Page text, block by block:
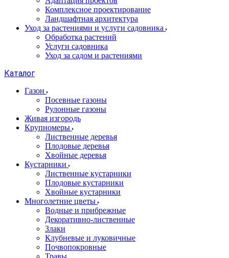
Комплексное проектирование
Ландшафтная архитектура
Уход за растениями и услуги садовника
Обработка растений
Услуги садовника
Уход за садом и растениями
Каталог
Газон
Посевные газоны
Рулонные газоны
Живая изгородь
Крупномеры
Лиственные деревья
Плодовые деревья
Хвойные деревья
Кустарники
Лиственные кустарники
Плодовые кустарники
Хвойные кустарники
Многолетние цветы
Водные и прибрежные
Декоративно-лиственные
Злаки
Клубневые и луковичные
Почвопокровные
Травы